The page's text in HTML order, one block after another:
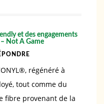
et des engagements
Not A Game
régénéré à
tout comme du
fibre provenant de la